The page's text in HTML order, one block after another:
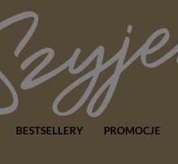
BESTSELLERY PROMOCJE